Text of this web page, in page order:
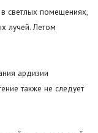
светлых помещениях,
лучей. Летом
ардизии
также не следует